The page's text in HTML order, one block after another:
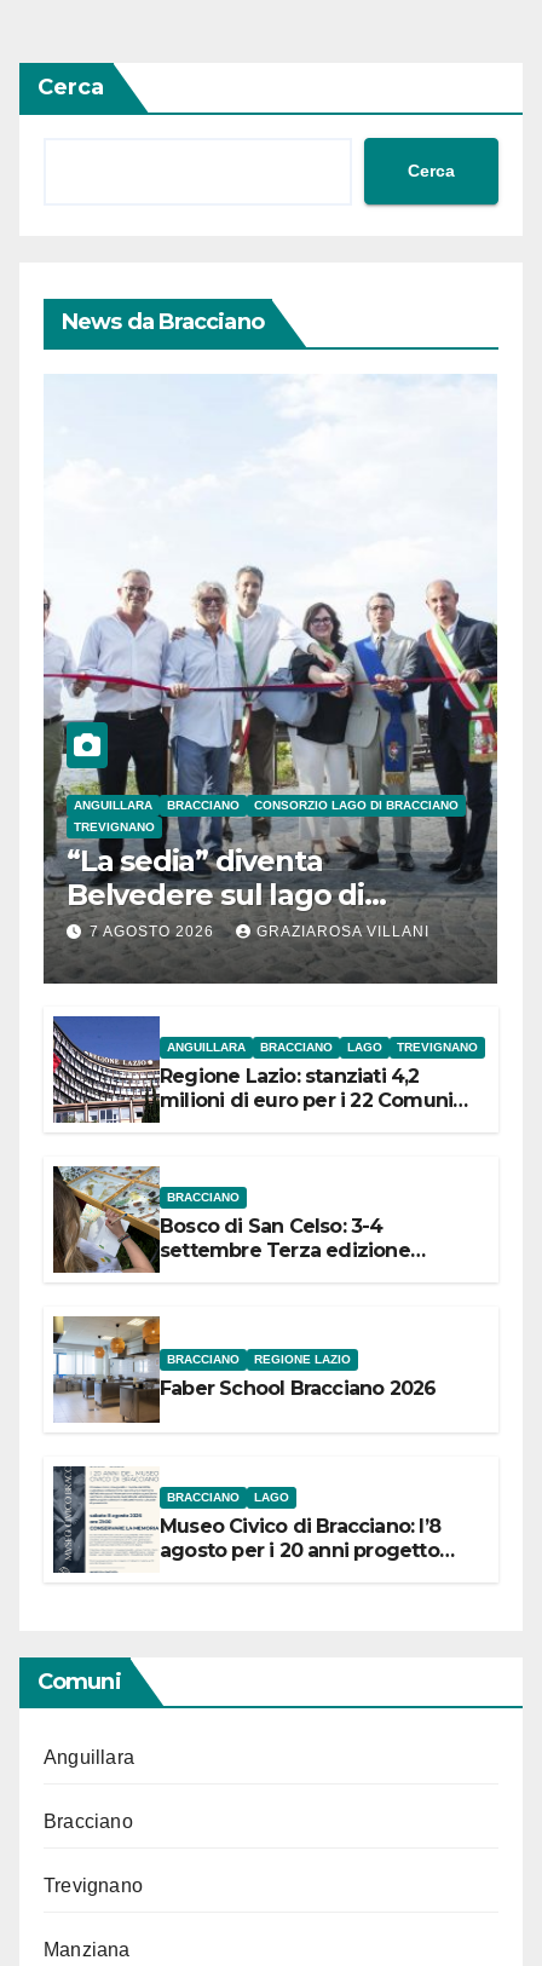
Cerca
Cerca
News da Bracciano
ANGUILLARA BRACCIANO
CONSORZIO LAGO DI BRACCIANO
TREVIGNANO
“La sedia” diventa
Belvedere sul lago di
Bracciano: ieri
l’inaugurazione
7 AGOSTO 2026 GRAZIAROSA VILLANI
ANGUILLARA BRACCIANO LAGO TREVIGNANO
Regione Lazio: stanziati 4,2
milioni di euro per i 22 Comuni
BRACCIANO
Bosco di San Celso: 3-4
settembre Terza edizione
BRACCIANO REGIONE LAZIO
Faber School Bracciano 2026
BRACCIANO LAGO
Museo Civico di Bracciano: l’8
agosto per i 20 anni progetto
Comuni
Anguillara
Bracciano
Trevignano
Manziana